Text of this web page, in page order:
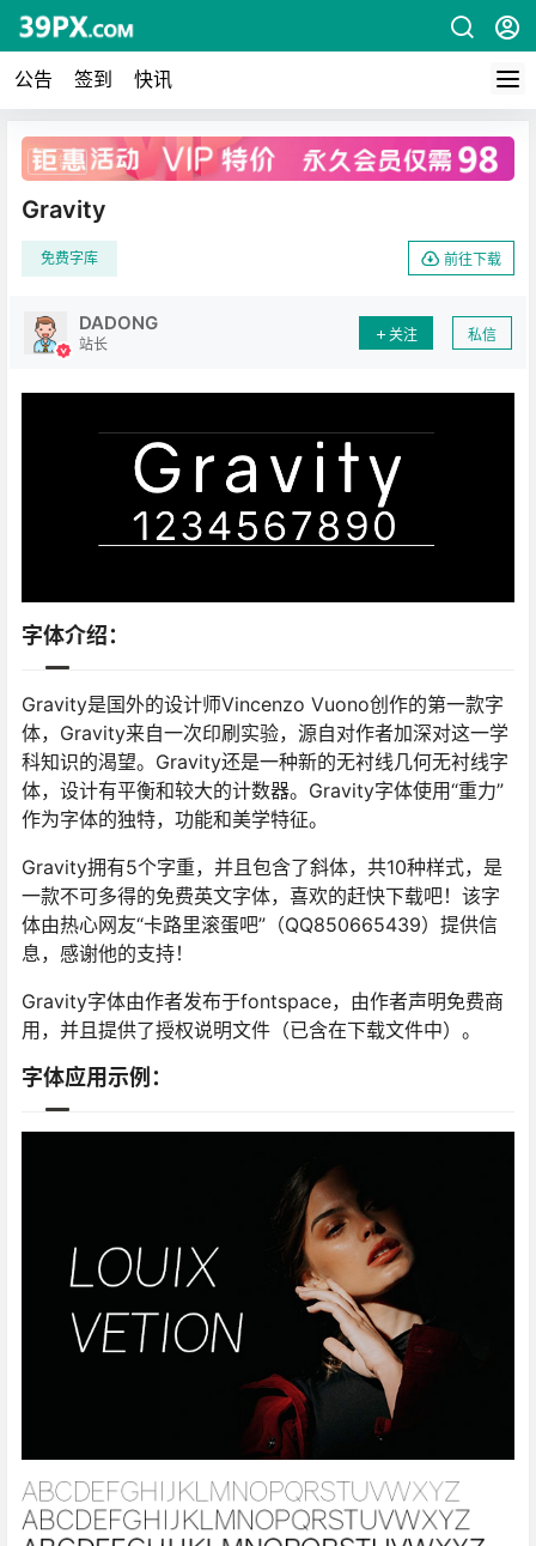
公告 签到 快讯
广告
Gravity
免费字库 前往下载
DADONG
站长
关注 私信
字体介绍：
Gravity是国外的设计师Vincenzo Vuono创作的第一款字
体，Gravity来自一次印刷实验，源自对作者加深对这一学
科知识的渴望。Gravity还是一种新的无衬线几何无衬线字
体，设计有平衡和较大的计数器。Gravity字体使用“重力”
作为字体的独特，功能和美学特征。
Gravity拥有5个字重，并且包含了斜体，共10种样式，是
一款不可多得的免费英文字体，喜欢的赶快下载吧！该字
体由热心网友“卡路里滚蛋吧”（QQ850665439）提供信
息，感谢他的支持！
Gravity字体由作者发布于fontspace，由作者声明免费商
用，并且提供了授权说明文件（已含在下载文件中）。
字体应用示例：